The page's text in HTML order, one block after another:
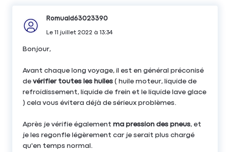
Romuald63023390
Le 11 juillet 2022à 13:34
Bonjour,
Avant chaque long voyage, il est en général préconisé
de vérifier toutes les huiles ( huile moteur, liquide de
refroidissement, liquide de frein et le liquide lave glace
) cela vous évitera déjà de sérieux problèmes.
Après je vérifie également ma pression des pneus, et
je les regonfle légèrement car je serait plus chargé
qu'en temps normal.